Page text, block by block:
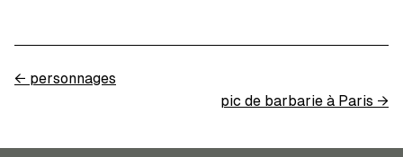
← personnages
pic de barbarie à Paris →